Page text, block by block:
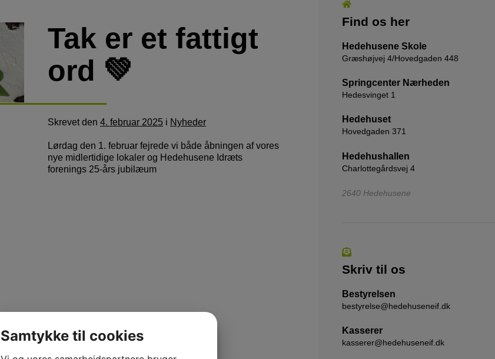
Tak er et fattigt
ord 💚
Skrevetden 4. februar 2025 i Nyheder
Lørdag den 1. februar fejrede vi både åbningen af vores
nye midlertidige lokaler og Hedehusene Idræts
forenings 25-års jubilæum
Find os her
Hedehusene Skole
Græshøjvej 4/Hovedgaden 448
Springcenter Nærheden
Hedesvinget 1
Hedehuset
Hovedgaden 371
Hedehushallen
Charlottegårdsvej 4
2640 Hedehusene
Skriv til os
Bestyrelsen
bestyrelse@hedehuseneif.dk
Kasserer
kasserer@hedehuseneif.dk
Samtykke til cookies